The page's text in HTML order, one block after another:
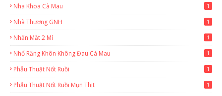
Nha Khoa Cà Mau 1
Nhà Thương GNH 1
Nhấn Mắt 2 Mí 1
Nhổ Răng Khôn Không Đau Cà Mau 1
Phẫu Thuật Nốt Ruồi 1
Phẫu Thuật Nốt Ruồi Mụn Thịt 1